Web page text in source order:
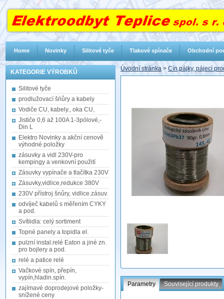
KATEGORIE VÝROBKŮ
Silitové tyče
prodlužovací šńůry a kabely
Vodiče CU, kabely., oka CU,
Jističe 0,6 až 100A 1-3pólové,-
Din L
Elektro Novinky a akční cenově
výhodné položky
zásuvky a vidl 230V-pro
kempingy a venkovní použití
Zásuvky vypínače a tlačítka 230V
Zásuvky,vidlice,redukce 380V
230V přístroj šnůry, vidlice.zásuv.
odvíječ kabelů s měřením CYKY
a pod.
Svítiidla: celý sortiment
Topné panely a topidla el.
pulzní instal.relé Eaton a jiné zn.
pro bojlery a pod.
relé a patice relé
Vačkové spín, přepín,
vypín,hladin.spín.
zajímavé doprodejové položky-
snížené ceny
Úvodní stránka > Cín,pájky, pájecí
Parametry Související produkty
Home Novinky Silitové tyče Tlakové spínače Obchodní